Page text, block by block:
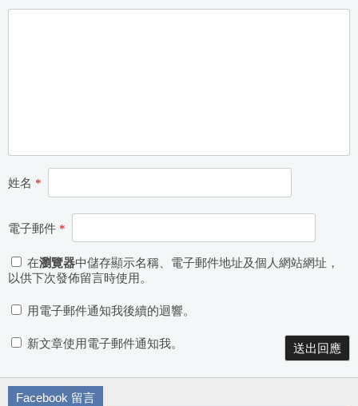
姓名 *
電子郵件 *
在瀏覽器中儲存顯示名稱、電子郵件地址及個人網站網址，
以供下次發佈留言時使用。
用電子郵件通知我後續的迴響。
新文章使用電子郵件通知我。
Facebook 留言